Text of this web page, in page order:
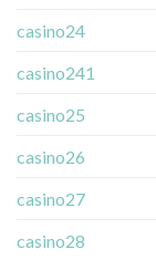
casino24
casino241
casino25
casino26
casino27
casino28